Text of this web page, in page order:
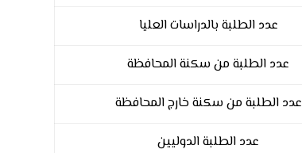
عدد الطلبة بالدراسات العليا
عدد الطلبة من سكنة المحافظة
عدد الطلبة من سكنة خارج المحافظة
عدد الطلبة الدوليين